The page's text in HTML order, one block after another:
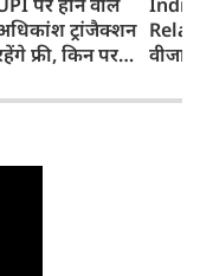
ट्रांजैक्शन
फ्री, किन पर
दिया बड़ा अपडेट
वीजा